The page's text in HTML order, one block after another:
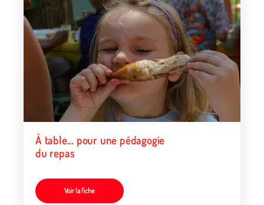
À table... pour une pédagogie
du repas
Voir la fiche